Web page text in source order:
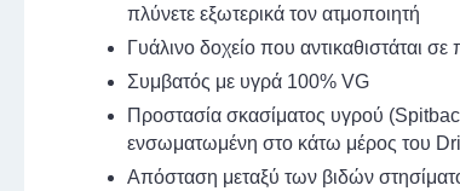
πλύνετε εξωτερικά τον ατμοποιητή
Γυάλινο δοχείο που αντικαθιστάται
Συμβατός με υγρά 100% VG
Προστασία σκασίματος υγρού
ενσωματωμένη στο κάτω μέρος του
Απόσταση μεταξύ των βιδών